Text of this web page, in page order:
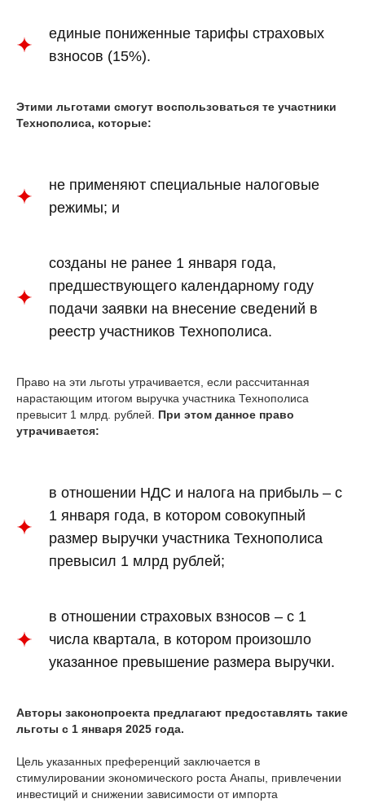
единые пониженные тарифы страховых
взносов (15%).
Этими льготами смогут воспользоваться те участники
Технополиса, которые:
не применяют специальные налоговые
режимы; и
созданы не ранее 1 января года,
предшествующего календарному году
подачи заявки на внесение сведений в
реестр участников Технополиса.
Право на эти льготы утрачивается, если рассчитанная
нарастающим итогом выручка участника Технополиса
превысит 1 млрд. рублей. При этом данное право
утрачивается:
в отношении НДС и налога на прибыль – с
1 января года, в котором совокупный
размер выручки участника Технополиса
превысил 1 млрд рублей;
в отношении страховых взносов – с 1
числа квартала, в котором произошло
указанное превышение размера выручки.
Авторы законопроекта предлагают предоставлять такие
льготы с 1 января 2025 года.
Цель указанных преференций заключается в
стимулировании экономического роста Анапы, привлечении
инвестиций и снижении зависимости от импорта